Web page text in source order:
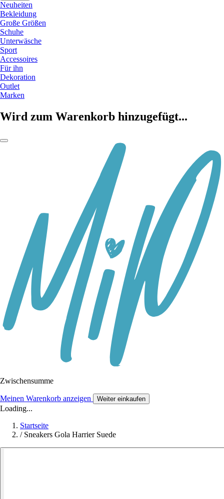
Neuheiten
Bekleidung
Große Größen
Schuhe
Unterwäsche
Sport
Accessoires
Für ihn
Dekoration
Outlet
Marken
Wird zum Warenkorb hinzugefügt...
Zwischensumme
Meinen Warenkorb anzeigen Weiter einkaufen
Loading...
Startseite
/ Sneakers Gola Harrier Suede